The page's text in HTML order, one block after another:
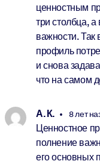
цен­ност­ным
три столбца,
важ­но­сти. Так
про­филь
и снова
что на самом
А. К. 8 лет
Цен­ност­ное
пол­не­ние
его ос­нов­ных